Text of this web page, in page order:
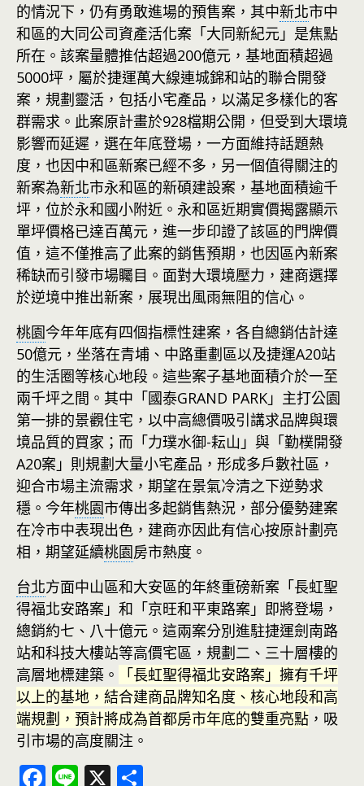
的情況下，仍有勇敢進場的預售案，其中新北市中
和區的大同公司資產活化案「大同新紀元」是焦點
所在。該案量體推估超過200億元，基地面積超過
5000坪，屬於捷運萬大線連城錦和站的聯合開發
案，規劃靈活，包括小宅產品，以滿足多樣化的客
群需求。此案原計畫於928檔期公開，但受到大環境
影響而延遲，選在年底登場，一方面維持話題熱
度，也因中和區新案已經不多，另一個值得關注的
新案為新北市永和區的新碩建設案，基地面積逾千
坪，位於永和國小附近。永和區近期實價揭露顯示
單坪價格已達百萬元，進一步印證了該區的門牌價
值，這不僅推高了此案的銷售預期，也因區內新案
稀缺而引發市場矚目。面對大環境壓力，建商選擇
於逆境中推出新案，展現出風雨無阻的信心。
桃園今年年底有四個指標性建案，各自總銷估計達
50億元，坐落在青埔、中路重劃區以及捷運A20站
的生活圈等核心地段。這些案子基地面積介於一至
兩千坪之間。其中「國泰GRAND PARK」主打公園
第一排的景觀住宅，以中高總價吸引講求品牌與環
境品質的買家；而「力璞水御-耘山」與「勤樸開發
A20案」則規劃大量小宅產品，形成多戶數社區，
迎合市場主流需求，期望在景氣冷清之下逆勢求
穩。今年桃園市傳出多起銷售熱況，部分優勢建案
在冷市中表現出色，建商亦因此有信心按原計劃亮
相，期望延續桃園房市熱度。
台北方面中山區和大安區的年終重磅新案「長虹聖
得福北安路案」和「京旺和平東路案」即將登場，
總銷約七、八十億元。這兩案分別進駐捷運劍南路
站和科技大樓站等高價宅區，規劃二、三十層樓的
高層地標建築。
「長虹聖得福北安路案」擁有千坪
以上的基地，結合建商品牌知名度、核心地段和高
端規劃，預計將成為首都房市年底的雙重亮點 ，吸
引市場的高度關注。
F Li X